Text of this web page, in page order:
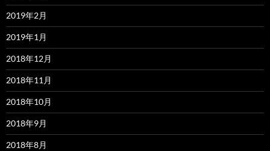
2019年2月
2019年1月
2018年12月
2018年11月
2018年10月
2018年9月
2018年8月